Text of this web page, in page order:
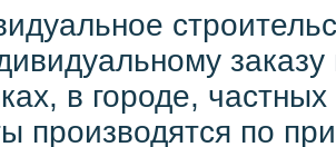
в городе,
производятся по